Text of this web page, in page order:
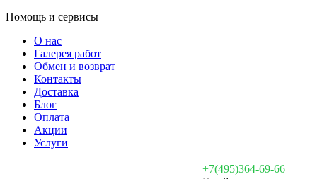
Помощь и сервисы
О нас
Галерея работ
Обмен и возврат
Контакты
Доставка
Блог
Оплата
Акции
Услуги
+7(495)364-69-66